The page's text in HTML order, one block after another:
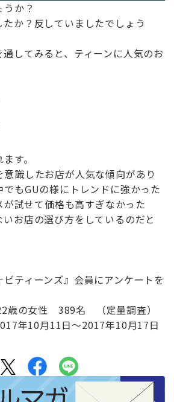
か？
か？反していましたでしょう
してみると、ティーンに人気のお
す。
識したお店が人気な傾向があり
もGUの様にトレンドに強かった
が試せて価格も高すぎなかった
お店の選び方をしているのだと
ティーンズ』会員にアンケートを
の女性 389名 （定量調査）
年10月11日〜2017年10月17日